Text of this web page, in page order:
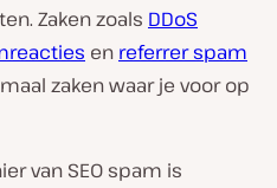
Zaken zoals DDoS
en referrer spam
zaken waar je voor op
van SEO spam is